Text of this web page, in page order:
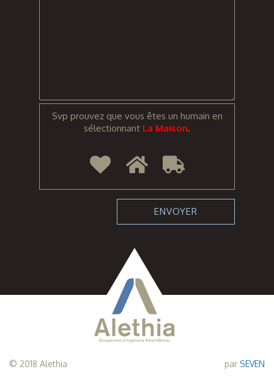
Svp prouvez que vous êtes un humain en
sélectionnant La Maison.
© 2018 Alethia par SEVEN